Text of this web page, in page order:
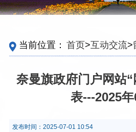
当前位置： 首页>互动交流>
奈曼旗政府门户网站
表---2025年
发布时间： 2025-07-01 10:54